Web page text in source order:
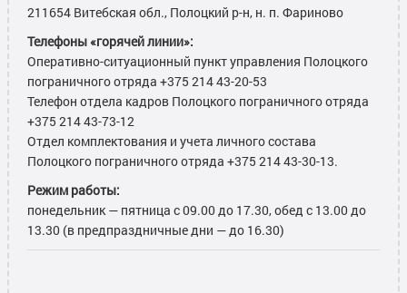
211654 Витебская обл., Полоцкий р-н, н. п. Фариново
Телефоны «горячей линии»:
Оперативно-ситуационный пункт управления Полоцкого
пограничного отряда +375 214 43-20-53
Телефон отдела кадров Полоцкого пограничного отряда
+375 214 43-73-12
Отдел комплектования и учета личного состава
Полоцкого пограничного отряда +375 214 43-30-13.
Режим работы:
понедельник — пятница с 09.00 до 17.30, обед с 13.00 до
13.30 (в предпраздничные дни — до 16.30)